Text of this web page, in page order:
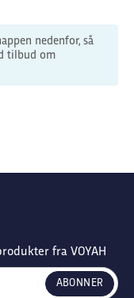
nedenfor, så
tilbud om
fra VOYAH